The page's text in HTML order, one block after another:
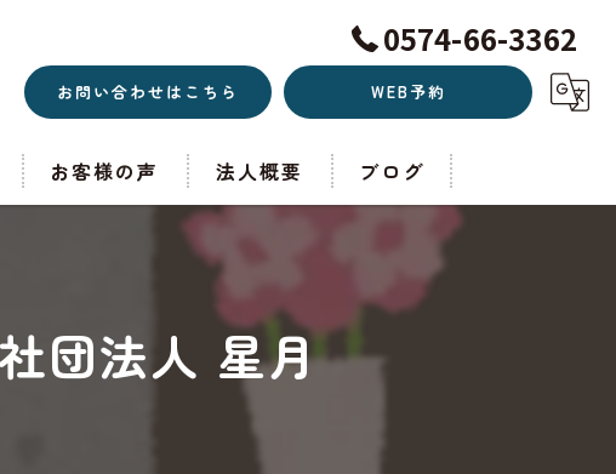
0574-66-3362
お問い合わせはこちら WEB予約
お客様の声 法人概要 ブログ
団法人 星月